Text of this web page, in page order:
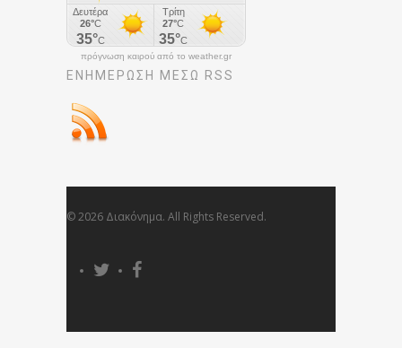
πρόγνωση καιρού από το weather.gr
ΕΝΗΜΈΡΩΣΉ ΜΕΣΩ RSS
© 2026 Διακόνημα. All Rights Reserved.